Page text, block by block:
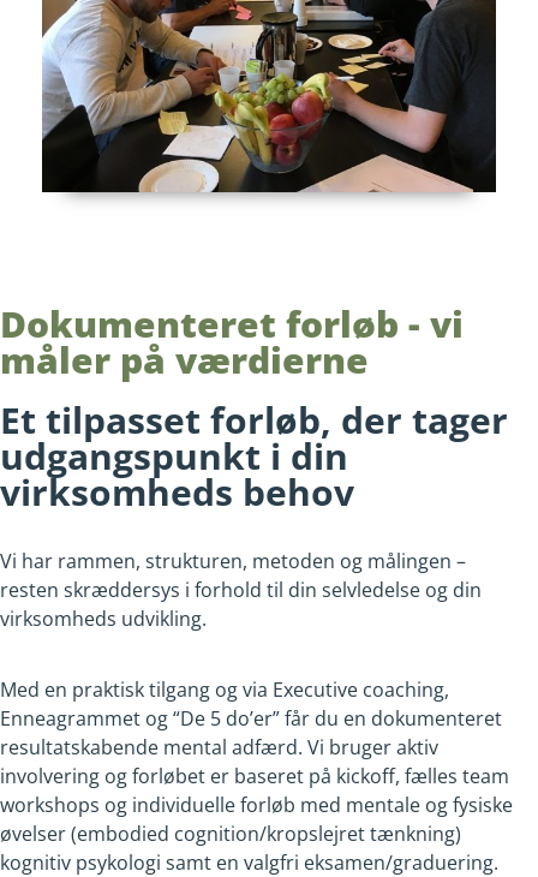
Dokumenteret forløb - vi
måler på værdierne
Et tilpasset forløb, der tager
udgangspunkt i din
virksomheds behov
Vi har rammen, strukturen, metoden og målingen –
resten skræddersys i forhold til din selvledelse og din
virksomheds udvikling.
Med en praktisk tilgang og via Executive coaching,
Enneagrammet og “De 5 do’er” får du en dokumenteret
resultatskabende mental adfærd. Vi bruger aktiv
involvering og forløbet er baseret på kickoff, fælles team
workshops og individuelle forløb med mentale og fysiske
øvelser (embodied cognition/kropslejret tænkning)
kognitiv psykologi samt en valgfri eksamen/graduering.